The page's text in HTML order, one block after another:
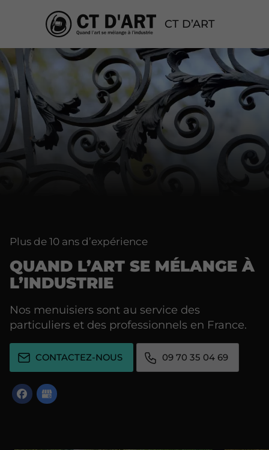
CT D’ART
Plus de 10 ans d’expérience
QUAND L’ART SE MÉLANGE À
L’INDUSTRIE
Nos menuisiers sont au service des
particuliers et des professionnels en France.
CONTACTEZ-NOUS 09 70 35 04 69